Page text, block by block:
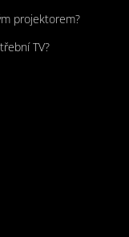
projektorem?
TV?